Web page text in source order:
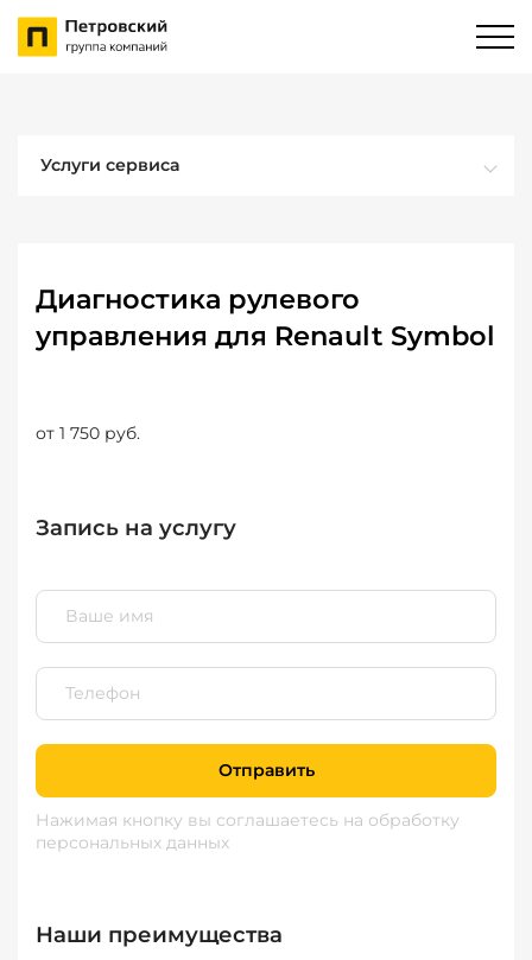
Услуги сервиса
Диагностика рулевого
управления для Renault Symbol
от 1 750 руб.
Запись на услугу
Отправить
Нажимая кнопку вы соглашаетесь на обработку
персональных данных
Наши преимущества